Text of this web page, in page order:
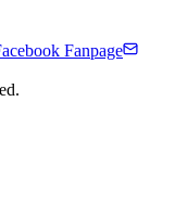
Fanpage